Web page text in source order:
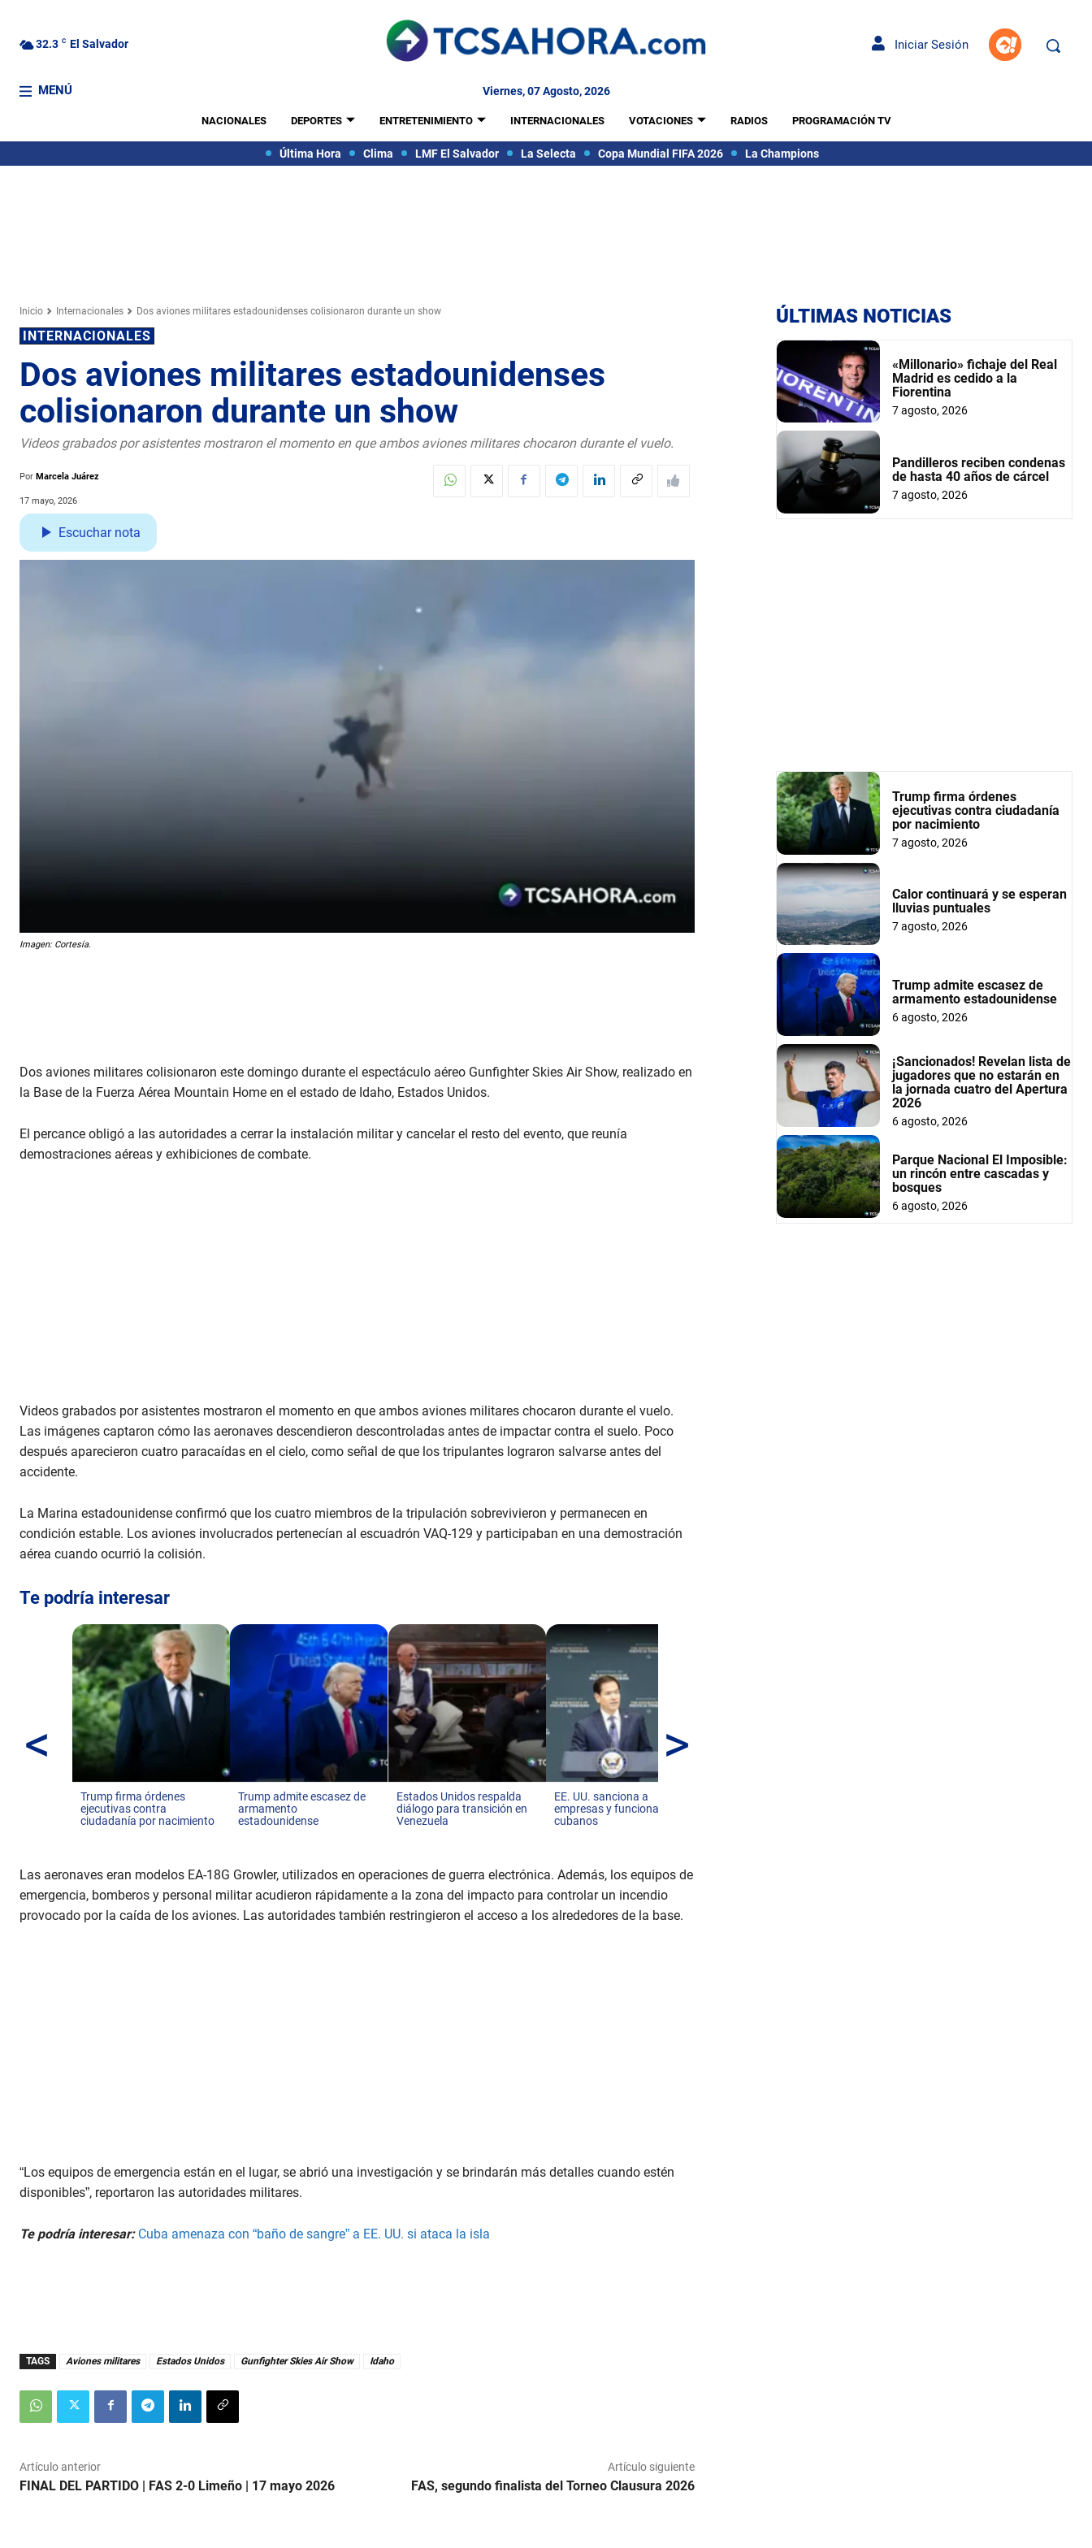
32.3 C El Salvador Iniciar Sesión
MENÚ Viernes, 07 Agosto, 2026
NACIONALES DEPORTES ENTRETENIMIENTO INTERNACIONALES VOTACIONES RADIOS PROGRAMACIÓN TV
Última Hora Clima LMF El Salvador La Selecta Copa Mundial FIFA 2026 La Champions
Inicio Internacionales Dos aviones militares estadounidenses colisionaron durante un show
INTERNACIONALES
Dos aviones militares estadounidenses
colisionaron durante un show
Videos grabados por asistentes mostraron el momento en que ambos aviones militares chocaron durante el vuelo.
Por Marcela Juárez
17 mayo, 2026
Escuchar nota
Imagen: Cortesía.
Dos aviones militares colisionaron este domingo durante el espectáculo aéreo Gunfighter Skies Air Show, realizado en
la Base de la Fuerza Aérea Mountain Home en el estado de Idaho, Estados Unidos.
El percance obligó a las autoridades a cerrar la instalación militar y cancelar el resto del evento, que reunía
demostraciones aéreas y exhibiciones de combate.
Videos grabados por asistentes mostraron el momento en que ambos aviones militares chocaron durante el vuelo.
Las imágenes captaron cómo las aeronaves descendieron descontroladas antes de impactar contra el suelo. Poco
después aparecieron cuatro paracaídas en el cielo, como señal de que los tripulantes lograron salvarse antes del
accidente.
La Marina estadounidense confirmó que los cuatro miembros de la tripulación sobrevivieron y permanecen en
condición estable. Los aviones involucrados pertenecían al escuadrón VAQ-129 y participaban en una demostración
aérea cuando ocurrió la colisión.
Te podría interesar
<
Trump firma órdenes
ejecutivas contra
ciudadanía por nacimiento
Trump admite escasez de
armamento
estadounidense
Estados Unidos respalda
diálogo para transición en
Venezuela
EE. UU. sanciona a
empresas y funcionarios
cubanos
>
Las aeronaves eran modelos EA-18G Growler, utilizados en operaciones de guerra electrónica. Además, los equipos de
emergencia, bomberos y personal militar acudieron rápidamente a la zona del impacto para controlar un incendio
provocado por la caída de los aviones. Las autoridades también restringieron el acceso a los alrededores de la base.
“Los equipos de emergencia están en el lugar, se abrió una investigación y se brindarán más detalles cuando estén
disponibles”, reportaron las autoridades militares.
Te podría interesar: Cuba amenaza con “baño de sangre” a EE. UU. si ataca la isla
TAGS Aviones militares Estados Unidos Gunfighter Skies Air Show Idaho
Artículo anterior
FINAL DEL PARTIDO | FAS 2-0 Limeño | 17 mayo 2026
Artículo siguiente
FAS, segundo finalista del Torneo Clausura 2026
ÚLTIMAS NOTICIAS
«Millonario» fichaje del Real
Madrid es cedido a la
Fiorentina
7 agosto, 2026
Pandilleros reciben condenas
de hasta 40 años de cárcel
7 agosto, 2026
Trump firma órdenes
ejecutivas contra ciudadanía
por nacimiento
7 agosto, 2026
Calor continuará y se esperan
lluvias puntuales
7 agosto, 2026
Trump admite escasez de
armamento estadounidense
6 agosto, 2026
¡Sancionados! Revelan lista de
jugadores que no estarán en
la jornada cuatro del Apertura
2026
6 agosto, 2026
Parque Nacional El Imposible:
un rincón entre cascadas y
bosques
6 agosto, 2026